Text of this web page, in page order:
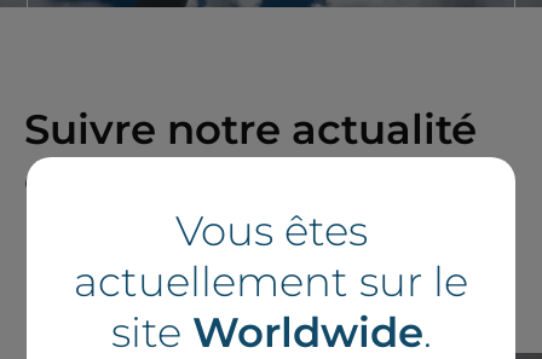
Suivre notre actualité
en France et à
l'international
Vous êtes
actuellement sur le
site Worldwide.